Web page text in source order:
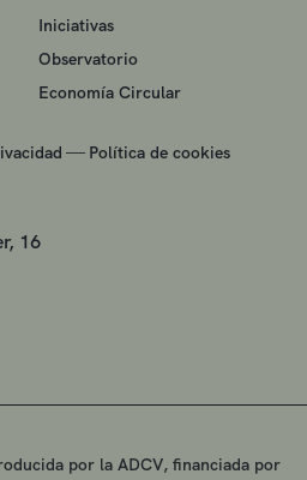
Iniciativas
Observatorio
Economía Circular
— Política de cookies
16
por la ADCV, financiada por